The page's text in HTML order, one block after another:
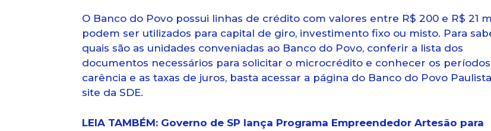
O Banco do Povo possui linhas de crédito com valores entre R$ 200 e R$ 21
podem ser utilizados para capital de giro, investimento fixo ou misto. Para
quais são as unidades conveniadas ao Banco do Povo, conferir a lista dos
documentos necessários para solicitar o microcrédito e conhecer os
carência e as taxas de juros, basta acessar a página do Banco do Povo
site da SDE.
LEIA TAMBÉM: Governo de SP lança Programa Empreendedor Artesão para